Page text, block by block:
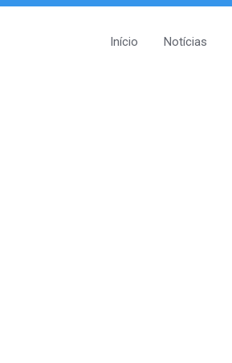
Início Notícias